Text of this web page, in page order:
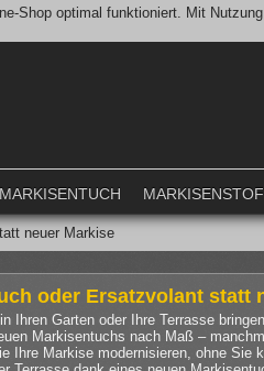
Shop optimal funktioniert. Mit
MARKISENTUCH
neuer Markise
oder Ersatzvolant statt
Ihren Garten oder Ihre Terrasse
Markisentuchs nach Maß –
Ihre Markise modernisieren, ohne Sie